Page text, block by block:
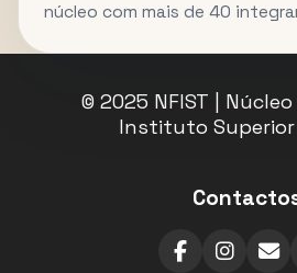
núcleo com mais de 40
© 2025 NFIST |
Instituto Superior